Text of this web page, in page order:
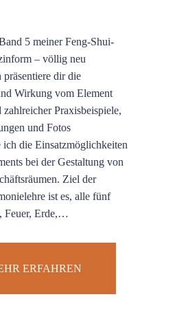
5 meiner Feng-Shui-
– völlig neu
präsentiere dir die
Wirkung vom Element
zahlreicher Praxisbeispiele,
und Fotos
ich die Einsatzmöglichkeiten
bei der Gestaltung von
Ziel der
ist es, alle fünf
Feuer, Erde,…
ERFAHREN